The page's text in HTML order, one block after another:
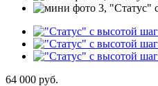
64 000 руб.